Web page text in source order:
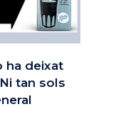
ha deixat
tan sols